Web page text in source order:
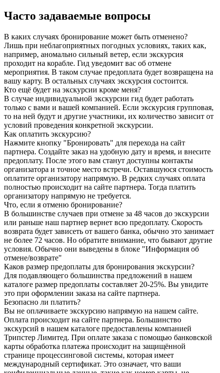
Часто задаваемые вопросы
В каких случаях бронирование может быть отменено?
Лишь при неблагоприятных погодных условиях, таких как,
например, аномально сильный ветер, если экскурсия
проходит на корабле. Гид уведомит вас об отмене
мероприятия. В таком случае предоплата будет возвращена на
вашу карту. В остальных случаях экскурсия состоится.
Кто ещё будет на экскурсии кроме меня?
В случае индивидуальной экскурсии гид будет работать
только с вами и вашей компанией. Если экскурсия групповая,
то на ней будут и другие участники, их количество зависит от
условий проведения конкретной экскурсии.
Как оплатить экскурсию?
Нажмите кнопку "Бронировать" для перехода на сайт
партнера. Создайте заказ на удобную дату и время, и внесите
предоплату. После этого вам станут доступны контакты
организатора и точное место встречи. Оставшуюся стоимость
оплатите организатору напрямую. В редких случаях оплата
полностью происходит на сайте партнера. Тогда платить
организатору напрямую не требуется.
Что, если я отменю бронирование?
В большинстве случаев при отмене за 48 часов до экскурсии
или раньше наш партнер вернет всю предоплату. Скорость
возврата будет зависеть от вашего банка, обычно это занимает
не более 72 часов. Но обратите внимание, что бывают другие
условия. Обычно они выведены в блоке "Информация об
отмене/возврате"
Каков размер предоплаты для бронирования экскурсии?
Для подавляющего большинства предложений в нашем
каталоге размер предоплаты составляет 20-25%. Вы увидите
это при оформлении заказа на сайте партнера.
Безопасно ли платить?
Вы не оплачиваете экскурсию напрямую на нашем сайте.
Оплата происходит на сайте партнера. Большинство
экскурсий в нашем каталоге предоставлены компанией
Трипстер Лимитед. При оплате заказа с помощью банковской
карты обработка платежа происходит на защищённой
странице процессинговой системы, которая имеет
международный сертификат. Это означает, что ваши